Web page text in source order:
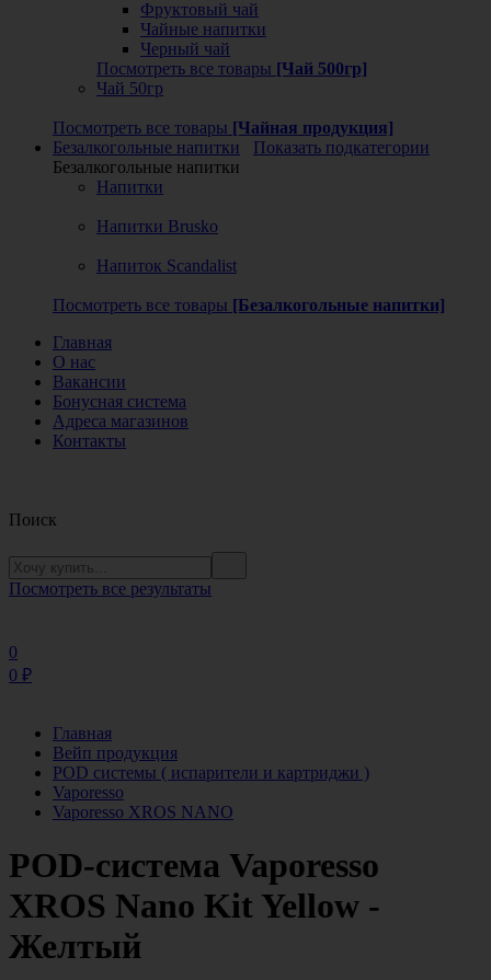
Фруктовый чай
Чайные напитки
Черный чай
Посмотреть все товары [Чай 500гр]
Чай 50гр
Посмотреть все товары [Чайная продукция]
Безалкогольные напитки
Показать подкатегории
Безалкогольные напитки
Напитки
Напитки Brusko
Напиток Scandalist
Посмотреть все товары [Безалкогольные напитки]
Главная
О нас
Вакансии
Бонусная система
Адреса магазинов
Контакты
Поиск
Посмотреть все результаты
0
0 ₽
Главная
Вейп продукция
POD системы ( испарители и картриджи )
Vaporesso
Vaporesso XROS NANO
POD-система Vaporesso
XROS Nano Kit Yellow -
Желтый